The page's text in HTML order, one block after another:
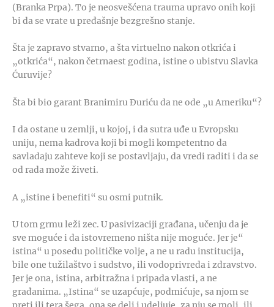
(Branka Prpa). To je neosvešćena trauma upravo onih koji
bi da se vrate u pređašnje bezgrešno stanje.
Šta je zapravo stvarno, a šta virtuelno nakon otkrića i
„otkrića“, nakon četrnaest godina, istine o ubistvu Slavka
Ćuruvije?
Šta bi bio garant Branimiru Đuriću da ne ode „u Ameriku“?
I da ostane u zemlji, u kojoj, i da sutra uđe u Evropsku
uniju, nema kadrova koji bi mogli kompetentno da
savladaju zahteve koji se postavljaju, da vredi raditi i da se
od rada može živeti.
A „istine i benefiti“ su osmi putnik.
U tom grmu leži zec. U pasivizaciji građana, učenju da je
sve moguće i da istovremeno ništa nije moguće. Jer je“
istina“ u posedu političke volje, a ne u radu institucija,
bile one tužilaštvo i sudstvo, ili vodoprivreda i zdravstvo.
Jer je ona, istina, arbitražna i pripada vlasti, a ne
građanima. „Istina“ se uzapćuje, podmićuje, sa njom se